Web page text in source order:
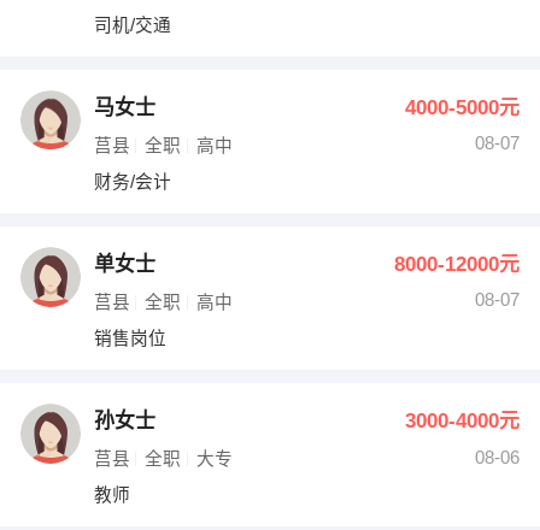
其他职位
司机/交通
马女士 4000-5000元
莒县 全职 高中
08-07
财务/会计
单女士 8000-12000元
莒县 全职 高中
08-07
销售岗位
孙女士 3000-4000元
莒县 全职 大专
08-06
教师